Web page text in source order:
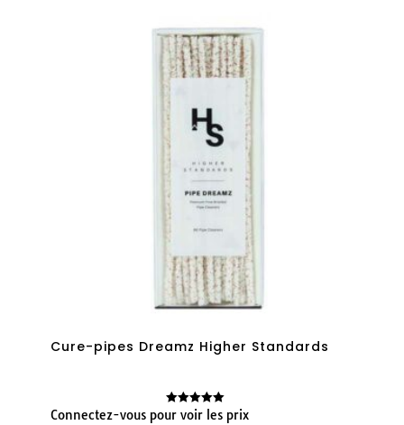
Cure-pipes Dreamz Higher Standards
Note
Connectez-vous pour voir les prix